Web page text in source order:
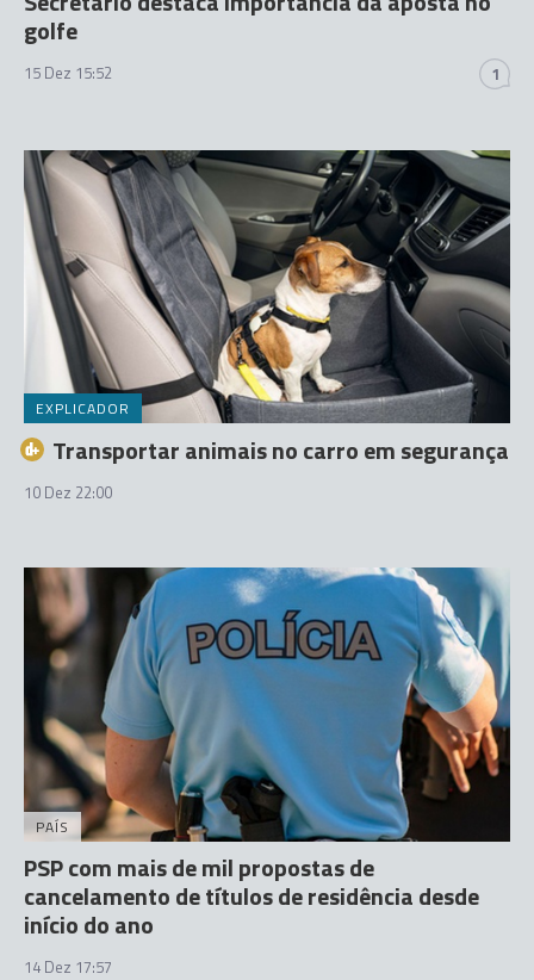
golfe
15 Dez 15:52 1
EXPLICADOR
Transportar animais no carro em segurança
10 Dez 22:00
PAÍS
PSP com mais de mil propostas de
cancelamento de títulos de residência desde
início do ano
14 Dez 17:57